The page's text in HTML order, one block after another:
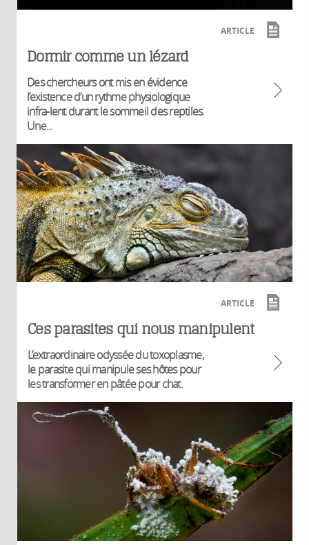
ARTICLE
Dormir comme un lézard
Des chercheurs ont mis en évidence
l’existence d’un rythme physiologique
infra-lent durant le sommeil des reptiles.
Une...
ARTICLE
Ces parasites qui nous manipulent
L’extraordinaire odyssée du toxoplasme,
le parasite qui manipule ses hôtes pour
les transformer en pâtée pour chat.